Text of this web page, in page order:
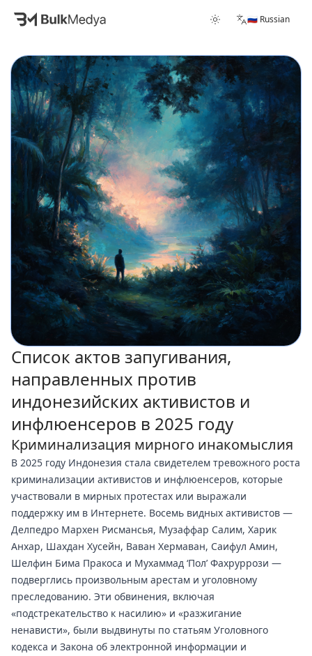
🇷🇺 Russian
Список актов запугивания,
направленных против
индонезийских активистов и
инфлюенсеров в 2025 году
Криминализация мирного инакомыслия
В 2025 году Индонезия стала свидетелем тревожного роста
криминализации активистов и инфлюенсеров, которые
участвовали в мирных протестах или выражали
поддержку им в Интернете. Восемь видных активистов —
Делпедро Мархен Рисмансья, Музаффар Салим, Харик
Анхар, Шахдан Хусейн, Ваван Хермаван, Саифул Амин,
Шелфин Бима Пракоса и Мухаммад ‘Пол’ Фахруррози —
подверглись произвольным арестам и уголовному
преследованию. Эти обвинения, включая
«подстрекательство к насилию» и «разжигание
ненависти», были выдвинуты по статьям Уголовного
кодекса и Закона об электронной информации и